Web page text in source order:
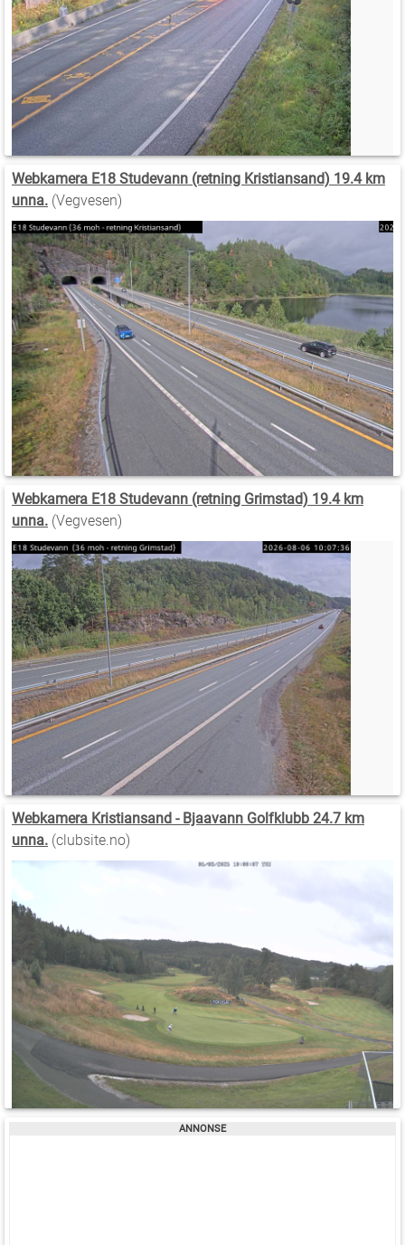
Webkamera E18 Studevann (retning Kristiansand) 19.4 km
unna. (Vegvesen)
Webkamera E18 Studevann (retning Grimstad) 19.4 km
unna. (Vegvesen)
Webkamera Kristiansand - Bjaavann Golfklubb 24.7 km
unna. (clubsite.no)